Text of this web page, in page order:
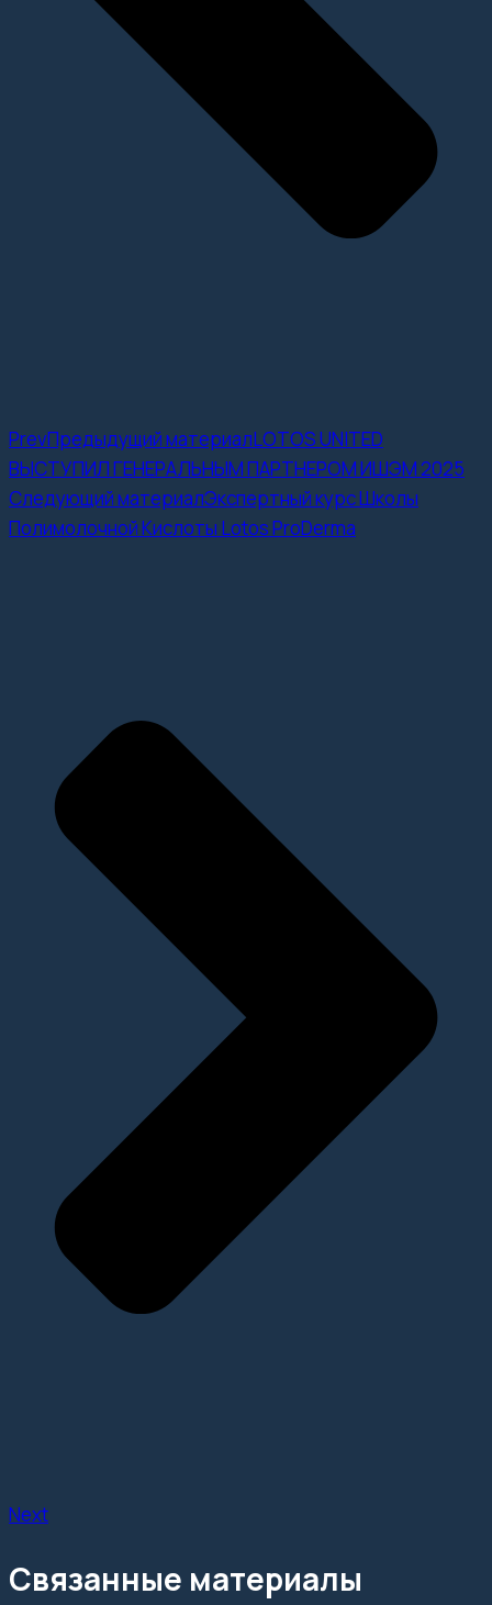
PrevПредыдущий материалLOTOS UNITED
ВЫСТУПИЛ ГЕНЕРАЛЬНЫМ ПАРТНЕРОМ ИШЭМ 2025
Следующий материалЭкспертный курс Школы
Полимолочной Кислоты Lotos ProDerma
Next
Связанные материалы